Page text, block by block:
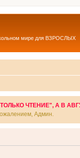
мире для ВЗРОСЛЫХ
ЧТЕНИЕ", А В
Админ.